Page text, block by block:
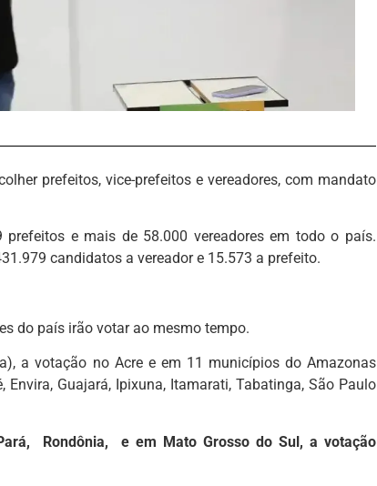
prefeitos, vice-prefeitos e vereadores, com mandato
e mais de 58.000 vereadores em todo o país.
candidatos a vereador e 15.573 a prefeito.
do país irão votar ao mesmo tempo.
a votação no Acre e em 11 municípios do Amazonas
Guajará, Ipixuna, Itamarati, Tabatinga, São Paulo
Rondônia, e em Mato Grosso do Sul, a votação